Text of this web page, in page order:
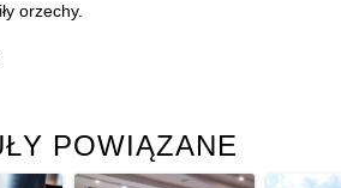
orzechy.
POWIĄZANE